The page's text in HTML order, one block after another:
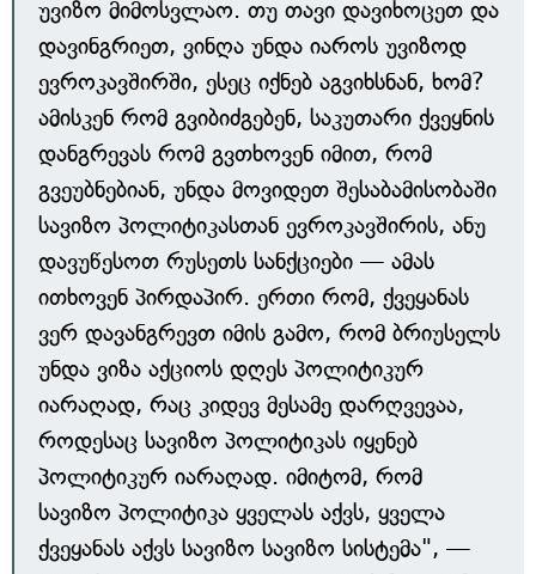
უვიზო მიმოსვლაო. თუ თავი დავიხოცეთ და
დავინგრიეთ, ვინღა უნდა იაროს უვიზოდ
ევროკავშირში, ესეც იქნებ აგვიხსნან, ხომ?
ამისკენ რომ გვიბიძგებენ, საკუთარი ქვეყნის
დანგრევას რომ გვთხოვენ იმით, რომ
გვეუბნებიან, უნდა მოვიდეთ შესაბამისობაში
სავიზო პოლიტიკასთან ევროკავშირის, ანუ
დავუწესოთ რუსეთს სანქციები — ამას
ითხოვენ პირდაპირ. ერთი რომ, ქვეყანას
ვერ დავანგრევთ იმის გამო, რომ ბრიუსელს
უნდა ვიზა აქციოს დღეს პოლიტიკურ
იარაღად, რაც კიდევ მესამე დარღვევაა,
როდესაც სავიზო პოლიტიკას იყენებ
პოლიტიკურ იარაღად. იმიტომ, რომ
სავიზო პოლიტიკა ყველას აქვს, ყველა
ქვეყანას აქვს სავიზო სავიზო სისტემა", —